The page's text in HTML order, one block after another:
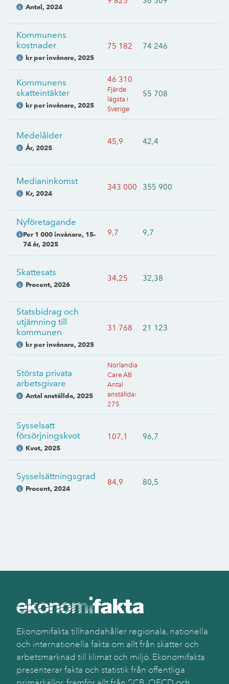
Antal, 2024
Kommunens
kostnader
kr per invånare, 2025
75 182 74 246
Kommunens
skatteintäkter
kr per invånare, 2025
46 310
Fjärde
lägsta i
Sverige
55 708
Medelålder
År, 2025
45,9 42,4
Medianinkomst
Kr, 2024
343 000 355 900
Nyföretagande
Per 1 000 invånare, 15-
74 år,2025
9,7 9,7
Skattesats
Procent, 2026
34,25 32,38
Statsbidrag och
utjämning till
kommunen
kr per invånare, 2025
31 768 21 123
Största privata
arbetsgivare
Antal anställda, 2025
Norlandia
Care AB
Antal
anställda:
275
Sysselsatt
försörjningskvot
Kvot, 2025
107,1 96,7
Sysselsättningsgrad
Procent, 2024
84,9 80,5
Ekonomifakta tillhandahåller regionala, nationella
och internationella fakta om allt från skatter och
arbetsmarknad till klimat och miljö. Ekonomifakta
presenterar fakta och statistik från offentliga